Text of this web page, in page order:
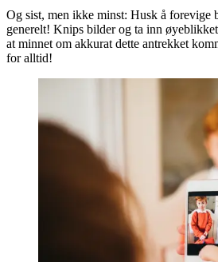
Og sist, men ikke minst: Husk å forevige
generelt! Knips bilder og ta inn
at minnet om akkurat dette antrekket
for alltid!